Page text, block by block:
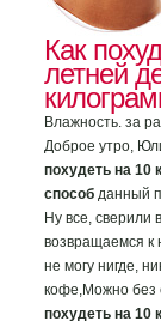
Как
летней
Влажность. за
Доброе утро,
похудеть на 10
способ данный
Ну все, сверили
возвращаемся к
не могу нигде,
кофе,Можно без
похудеть на 10